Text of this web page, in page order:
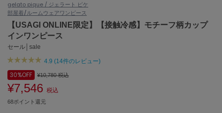
ASICS
アシックス
Ballelite
バレリット
BANDOLIER
gelato pique / ジェラート ピケ
部屋着/ルームウェアワンピース
【USAGI ONLINE限定】【接触冷感】モチーフ柄カップ
インワンピース
セール│sale
4.9 (14件のレビュー)
30%OFF ¥10,780税込
¥7,546 税込
68ポイント還元